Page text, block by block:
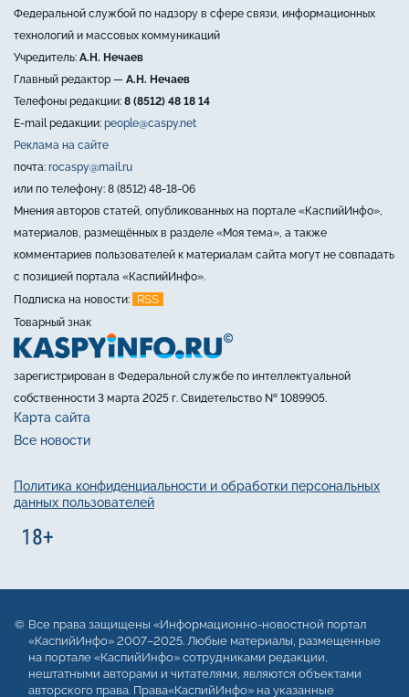
Федеральной службой по надзору в сфере связи, информационных
технологий и массовых коммуникаций
Учредитель: А.Н. Нечаев
Главный редактор — А.Н. Нечаев
Телефоны редакции: 8 (8512) 48 18 14
E-mail редакции: people@caspy.net
Реклама на сайте
почта: rocaspy@mail.ru
или по телефону: 8 (8512) 48-18-06
Мнения авторов статей, опубликованных на портале «КаспийИнфо»,
материалов, размещённых в разделе «Моя тема», а также
комментариев пользователей к материалам сайта могут не совпадать
с позицией портала «КаспийИнфо».
Подписка на новости:
RSS
Товарный знак
зарегистрирован в Федеральной службе по интеллектуальной
собственности 3 марта 2025 г. Свидетельство № 1089905.
Карта сайта
Все новости
Политика конфиденциальности и обработки персональных
данных пользователей
Все права защищены «Информационно-новостной портал
«КаспийИнфо» 2007–2025. Любые материалы, размещенные
на портале «КаспийИнфо» сотрудниками редакции,
нештатными авторами и читателями, являются объектами
авторского права. Права«КаспийИнфо» на указанные